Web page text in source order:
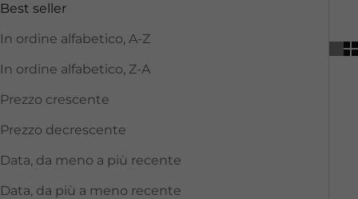
Best seller
In ordine alfabetico, A-Z
In ordine alfabetico, Z-A
Prezzo crescente
Prezzo decrescente
Data, da meno a più recente
Data, da più a meno recente